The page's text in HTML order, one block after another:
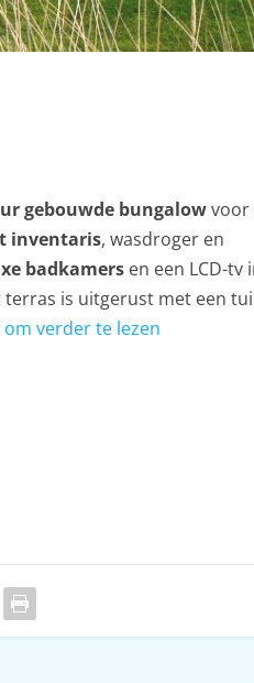
gebouwde bungalowvoor
inventaris, wasdroger en
badkamers en een LCD-tv
terras is uitgerust met een
om verder te lezen